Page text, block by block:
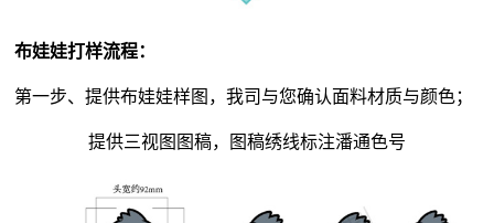
布娃娃打样流程：
第一步、提供布娃娃样图，我司与您确认面料材质与颜色；
提供三视图图稿，图稿绣线标注潘通色号